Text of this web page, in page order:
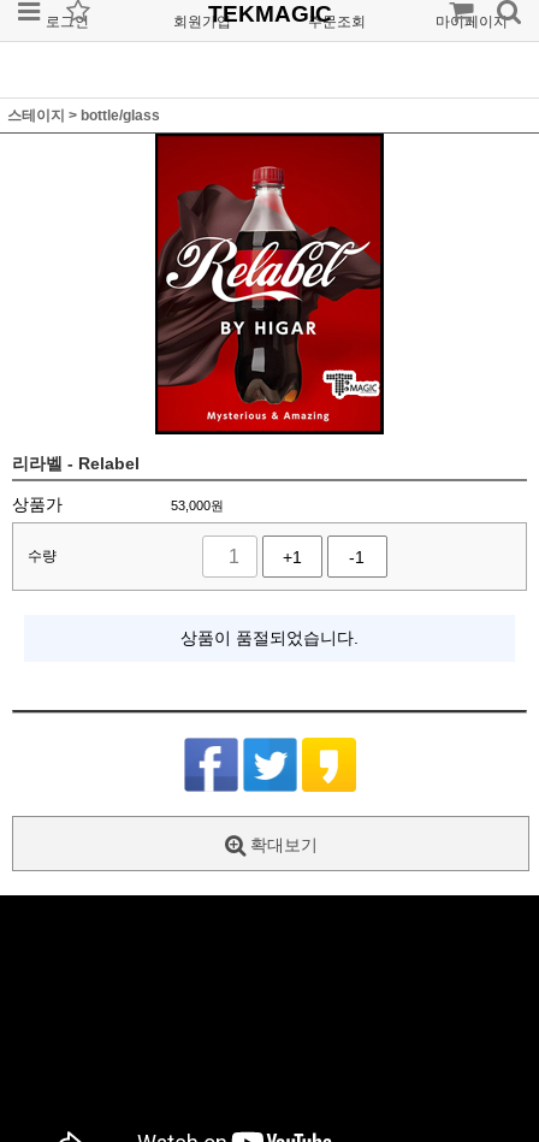
로그인 회원가입 주문조회 마이페이지
TEKMAGIC
스테이지 > bottle/glass
리라벨 - Relabel
상품가 53,000원
수량 +1 -1
상품이 품절되었습니다.
확대보기